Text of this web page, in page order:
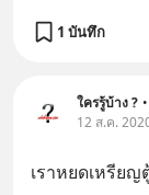
1 บันทึก
ใครรู้บ้าง ? •
12 ส.ค.
เราหยดเหรีย